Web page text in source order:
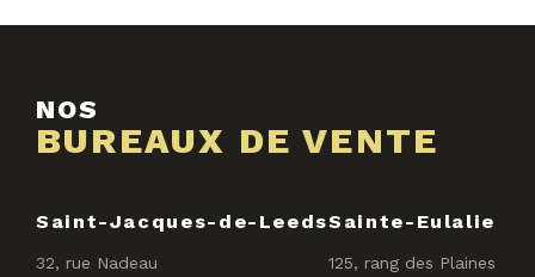
NOS
BUREAUX DE VENTE
Saint-Jacques-de-Leeds
32, rue Nadeau
Sainte-Eulalie
125, rang des Plaines